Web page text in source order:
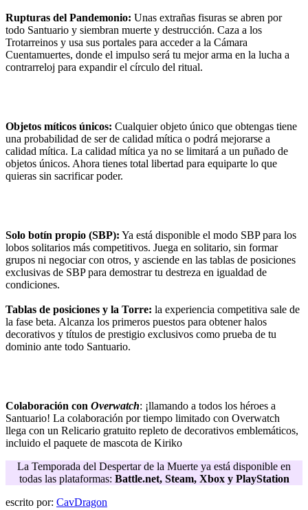
Rupturas del Pandemonio: Unas extrañas fisuras se abren por
todo Santuario y siembran muerte y destrucción. Caza a los
Trotarreinos y usa sus portales para acceder a la Cámara
Cuentamuertes, donde el impulso será tu mejor arma en la lucha a
contrarreloj para expandir el círculo del ritual.
Objetos míticos únicos: Cualquier objeto único que obtengas tiene
una probabilidad de ser de calidad mítica o podrá mejorarse a
calidad mítica. La calidad mítica ya no se limitará a un puñado de
objetos únicos. Ahora tienes total libertad para equiparte lo que
quieras sin sacrificar poder.
Solo botín propio (SBP): Ya está disponible el modo SBP para los
lobos solitarios más competitivos. Juega en solitario, sin formar
grupos ni negociar con otros, y asciende en las tablas de posiciones
exclusivas de SBP para demostrar tu destreza en igualdad de
condiciones.
Tablas de posiciones y la Torre: la experiencia competitiva sale de
la fase beta. Alcanza los primeros puestos para obtener halos
decorativos y títulos de prestigio exclusivos como prueba de tu
dominio ante todo Santuario.
Colaboración con Overwatch: ¡llamando a todos los héroes a
Santuario! La colaboración por tiempo limitado con Overwatch
llega con un Relicario gratuito repleto de decorativos emblemáticos,
incluido el paquete de mascota de Kiriko
La Temporada del Despertar de la Muerte ya está disponible en
todas las plataformas: Battle.net, Steam, Xbox y PlayStation
escrito por: CavDragon